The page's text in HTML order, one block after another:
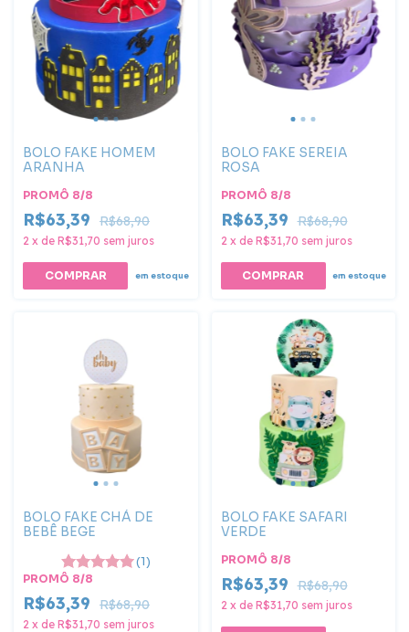
BOLO FAKE HOMEM
ARANHA
PROMÔ 8/8
R$63,39 R$68,90
2 x de R$31,70 sem juros
em estoque
BOLO FAKE SEREIA
ROSA
PROMÔ 8/8
R$63,39 R$68,90
2 x de R$31,70 sem juros
COMPRAR em estoque
BOLO FAKE CHÁ DE
BEBÊ BEGE
(1)
PROMÔ 8/8
R$63,39 R$68,90
2 x de R$31,70 sem juros
BOLO FAKE SAFARI
VERDE
PROMÔ 8/8
R$63,39 R$68,90
2 x de R$31,70 sem juros